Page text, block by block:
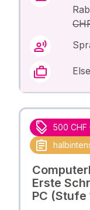
500 CHF
Erste
PC (Stufe